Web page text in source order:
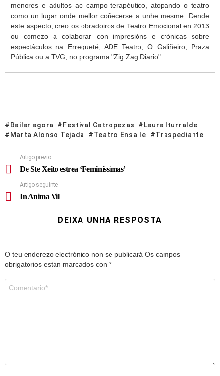
menores e adultos ao campo terapéutico, atopando o teatro
como un lugar onde mellor coñecerse a unhe mesme. Dende
este aspecto, creo os obradoiros de Teatro Emocional en 2013
ou comezo a colaborar con impresións e crónicas sobre
espectáculos na Erregueté, ADE Teatro, O Galiñeiro, Praza
Pública ou a TVG, no programa "Zig Zag Diario".
Bailar agora Festival Catropezas
Laura Iturralde
Marta Alonso Tejada
Teatro Ensalle Traspediante
Artigo previo
De Ste Xeito estrea ‘Feminíssimas’
Artigo seguinte
In Anima Vil
DEIXA UNHA RESPOSTA
O teu enderezo electrónico non se publicará Os campos
obrigatorios están marcados con *